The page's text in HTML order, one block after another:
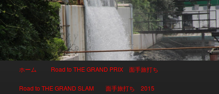
メインコンテンツへ移動
サブコンテンツへ移動
ホーム Road to THE GRAND PRIX 面手旅打ち
Road to THE GRAND SLAM 面手旅打ち 2015